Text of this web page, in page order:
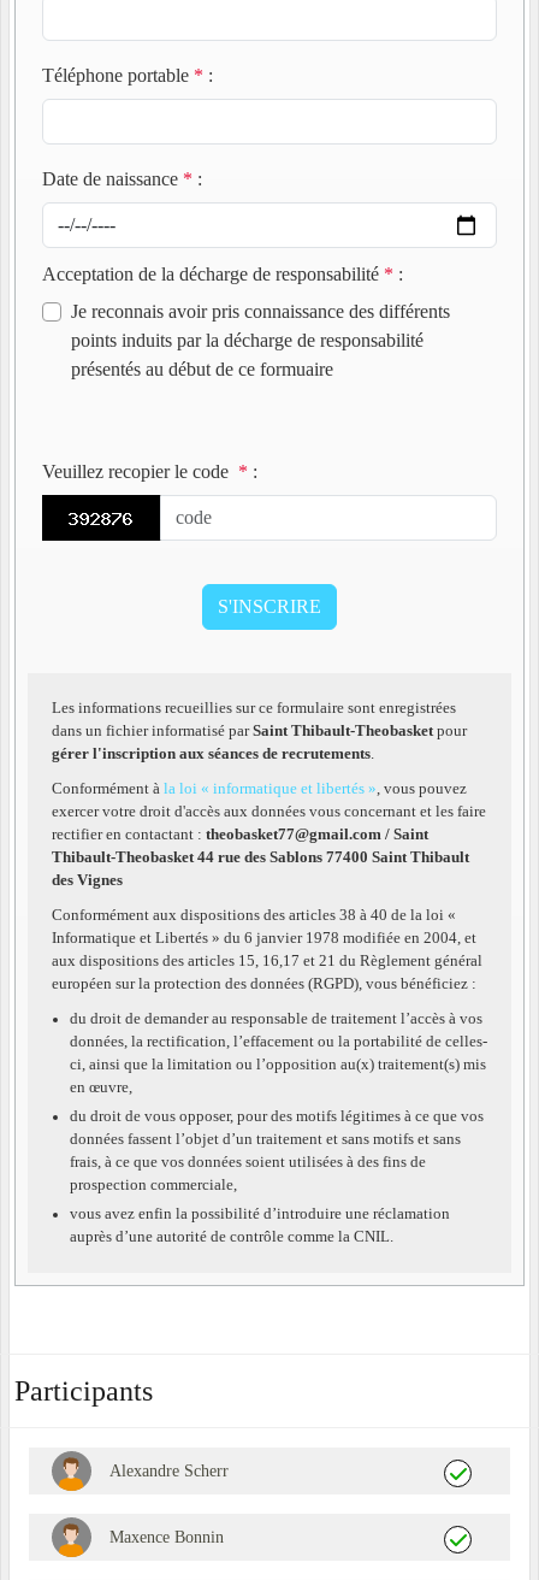
Téléphone portable * :
Date de naissance * :
Acceptation de la décharge de responsabilité * :
Je reconnais avoir pris connaissance des différents
points induits par la décharge de responsabilité
présentés au début de ce formuaire
Veuillez recopier le code * :
Les informations recueillies sur ce formulaire sont enregistrées
dans un fichier informatisé parSaint Thibault-Theobasketpour
gérer l'inscription aux séances de recrutements.
Conformément à la loi « informatique et libertés », vous pouvez
exercer votre droit d'accès aux données vous concernant et les faire
rectifier en contactant : theobasket77@gmail.com / Saint
Thibault-Theobasket 44 rue des Sablons 77400 Saint Thibault
des Vignes
Conformément aux dispositions des articles 38 à 40 de la loi «
Informatique et Libertés » du 6 janvier 1978 modifiée en 2004, et
aux dispositions des articles 15, 16,17 et 21 du Règlement général
européen sur la protection des données (RGPD), vous bénéficiez :
du droit de demander au responsable de traitement l’accès à vos
données, la rectification, l’effacement ou la portabilité de celles-
ci, ainsi que la limitation ou l’opposition au(x) traitement(s) mis
en œuvre,
du droit de vous opposer, pour des motifs légitimes à ce que vos
données fassent l’objet d’un traitement et sans motifs et sans
frais, à ce que vos données soient utilisées à des fins de
prospection commerciale,
vous avez enfin la possibilité d’introduire une réclamation
auprès d’une autorité de contrôle comme la CNIL.
Participants
Alexandre Scherr
Maxence Bonnin